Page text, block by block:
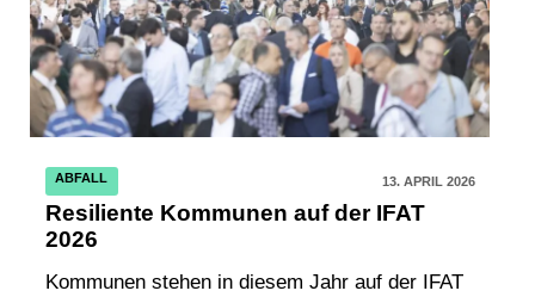
ABFALL 13. APRIL 2026
Resiliente Kommunen auf der IFAT
2026
Kommunen stehen in diesem Jahr auf der IFAT